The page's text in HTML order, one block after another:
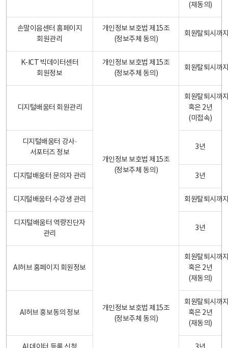
(재동의)
손말이음센터 홈페이지
회원관리
개인정보 보호법 제15조
(정보주체 동의)
회원탈퇴시까
K-ICT 빅데이터센터
회원정보
개인정보 보호법 제15조
(정보주체 동의)
회원탈퇴시까
디지털배움터 회원관리
개인정보 보호법 제15조
(정보주체 동의)
회원탈퇴시까
혹은 2년
(미접속)
디지털배움터 강사·
서포터즈 정보
3년
디지털배움터 문의자 관리 3년
디지털배움터 수강생 관리 회원탈퇴시까
디지털배움터 역량진단자
관리
3년
AI허브 홈페이지 회원정보
개인정보 보호법 제15조
(정보주체 동의)
회원탈퇴시까
혹은 2년
(재동의)
AI허브 홍보동의 정보
회원탈퇴시까
혹은 2년
(재동의)